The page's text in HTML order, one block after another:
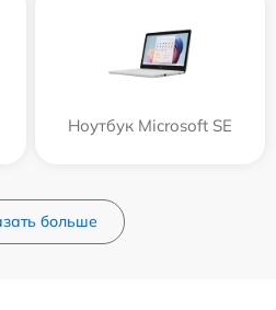
Ноутбук Microsoft SE
больше